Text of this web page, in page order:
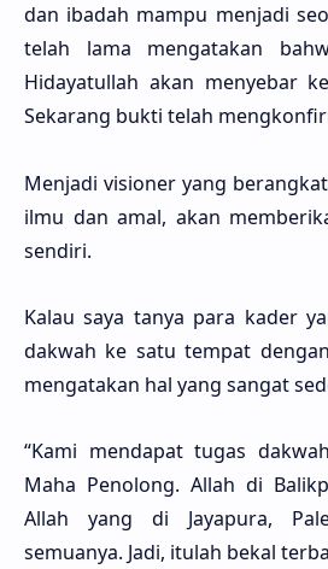
dan ibadah mampu menjadi
telah lama mengatakan
Hidayatullah akan menyebar
Sekarang bukti telah
Menjadi visioner yang
ilmu dan amal, akan
sendiri.
Kalau saya tanya para kader
dakwah ke satu tempat
mengatakan hal yang sangat
“Kami mendapat tugas
Maha Penolong. Allah di
Allah yang di Jayapura,
semuanya. Jadi, itulah bekal